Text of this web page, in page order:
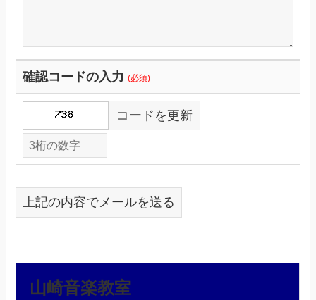
確認コードの入力(必須)
コードを更新
上記の内容でメールを送る
山崎音楽教室